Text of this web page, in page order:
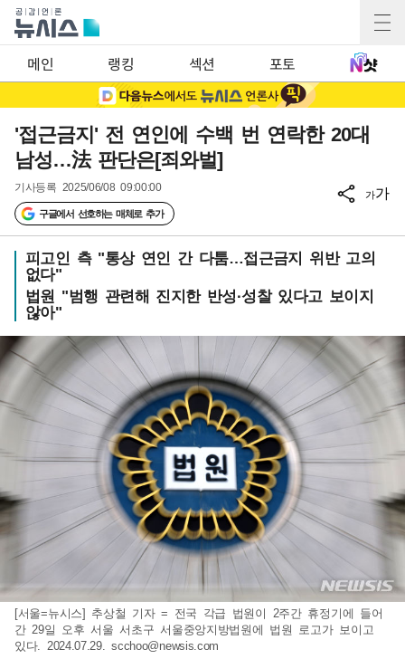
메인 랭킹 섹션 포토
'접근금지' 전 연인에 수백 번 연락한 20대
남성…法 판단은[죄와벌]
기사등록 2025/06/08 09:00:00
구글에서 선호하는 매체로 추가
가가
피고인 측 "통상 연인 간 다툼…접근금지 위반 고의
없다"
법원 "범행 관련해 진지한 반성·성찰 있다고 보이지
않아"
[서울=뉴시스] 추상철 기자 = 전국 각급 법원이 2주간 휴정기에 들어
간 29일 오후 서울 서초구 서울중앙지방법원에 법원 로고가 보이고
있다. 2024.07.29.scchoo@newsis.com